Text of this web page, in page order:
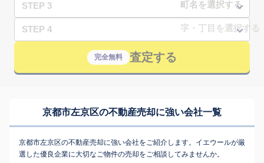
STEP 3
STEP 4
完全無料 査定する
京都市左京区の不動産売却に強い会社一覧
京都市左京区の不動産売却に強い会社をご紹介します。イエウールが厳
選した優良企業に大切なご物件の売却をご相談してみませんか。